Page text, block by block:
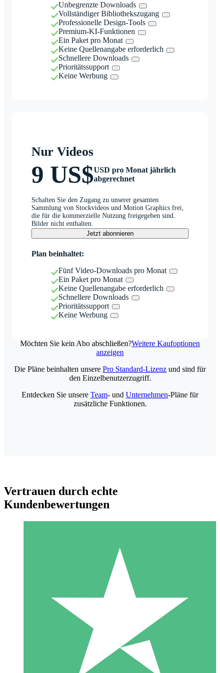
Unbegrenzte Downloads
Vollständiger Bibliothekszugang
Professionelle Design-Tools
Premium-KI-Funktionen
Ein Paket pro Monat
Keine Quellenangabe erforderlich
Schnellere Downloads
Prioritätssupport
Keine Werbung
Nur Videos
9 US$USD pro Monat jährlich
abgerechnet
Schalten Sie den Zugang zu unserer gesamten
Sammlung von Stockvideos und Motion Graphics frei,
die für die kommerzielle Nutzung freigegeben sind.
Bilder nicht enthalten.
Jetzt abonnieren
Plan beinhaltet:
Fünf Video-Downloads pro Monat
Ein Paket pro Monat
Keine Quellenangabe erforderlich
Schnellere Downloads
Prioritätssupport
Keine Werbung
Möchten Sie kein Abo abschließen?Weitere Kaufoptionen
anzeigen
Individuelle Credit-Pakete
Zahlen Sie nach Bedarf mit Download-Credits. Keine
monatliche Verpflichtung erforderlich.
10 00
Die Pläne beinhalten unsere Pro Standard-Lizenz und sind für
den Einzelbenutzerzugriff.
Entdecken Sie unsere Team- und Unternehmen-Pläne für
zusätzliche Funktionen.
Vertrauen durch echte
Kundenbewertungen